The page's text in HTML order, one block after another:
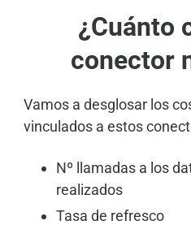
¿Cuánto
conector
Vamos a desglosar los
vinculados a estos
Nº llamadas a los
realizados
Tasa de refresco